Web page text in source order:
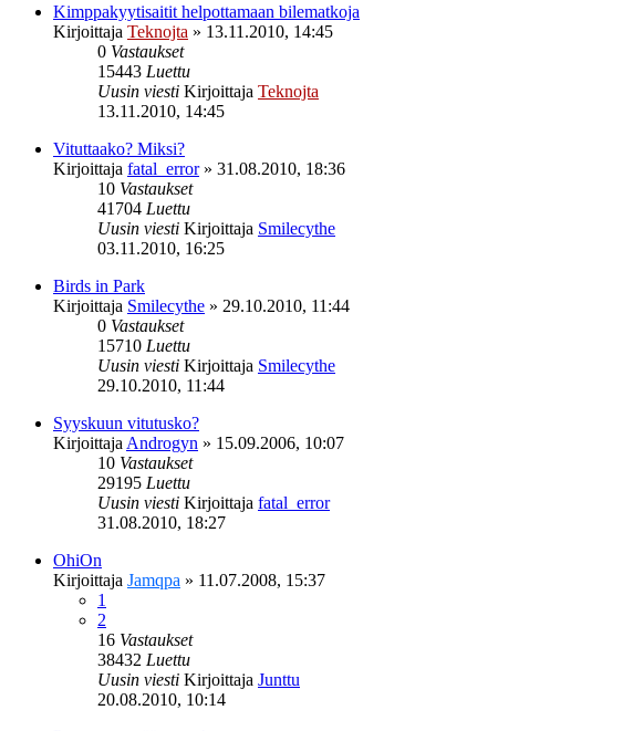
Kimppakyytisaitit helpottamaan bilematkoja
Kirjoittaja Teknojta » 13.11.2010, 14:45
0 Vastaukset
15443 Luettu
Uusin viesti Kirjoittaja Teknojta
13.11.2010, 14:45
Vituttaako? Miksi?
Kirjoittaja fatal_error» 31.08.2010, 18:36
10 Vastaukset
41704 Luettu
Uusin viesti Kirjoittaja Smilecythe
03.11.2010, 16:25
Birds in Park
Kirjoittaja Smilecythe » 29.10.2010, 11:44
0 Vastaukset
15710 Luettu
Uusin viesti Kirjoittaja Smilecythe
29.10.2010, 11:44
Syyskuun vitutusko?
Kirjoittaja Androgyn » 15.09.2006, 10:07
10 Vastaukset
29195 Luettu
Uusin viesti Kirjoittaja fatal_error
31.08.2010, 18:27
OhiOn
Kirjoittaja Jamqpa » 11.07.2008, 15:37
1
2
16 Vastaukset
38432 Luettu
Uusin viesti Kirjoittaja Junttu
20.08.2010, 10:14